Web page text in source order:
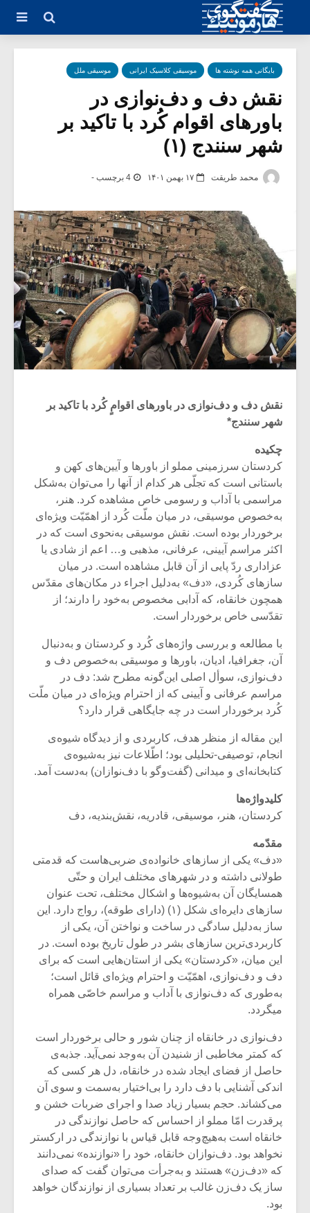
بایگانی همه نوشته ها موسیقی کلاسیک ایرانی موسیقی ملل
نقش دف و دف‌نوازی در
باورهای اقوام کُرد با تاکید بر
شهر سنندج (۱)
محمد طریقت ۱۷ بهمن ۱۴۰۱ 4 برچسب -
نقش دف و دف‌نوازی در باورهای اقوامٍ کُرد با تاکید بر
شهر سنندج*
چکیده
کردستان سرزمینی مملو از باورها و آیین‌های کهن و
باستانی است که تجلّی هر کدام از آنها را می‌توان به‌شکل
مراسمی با آداب و رسومی خاص مشاهده کرد. هنر،
به‌خصوص موسیقی، در میان ملّت کُرد از اهمّیّت ویژه‌ای
برخوردار بوده است. نقش موسیقی به‌نحوی است که در
اکثر مراسم آیینی، عرفانی، مذهبی و… اعم از شادی یا
عزاداری ردّ پایی از آن قابل مشاهده است. در میان
سازهای کُردی، «دف» به‌دلیل اجراء در مکان‌های مقدّس
همچون خانقاه، که آدابی مخصوص به‌خود را دارند؛ از
تقدّسی خاص برخوردار است.
با مطالعه و بررسی واژه‌های کُرد و کردستان و به‌دنبال
آن، جغرافیا، ادیان، باورها و موسیقی به‌خصوص دف و
دف‌نوازی، سوأل اصلی این‌گونه مطرح شد: دف در
مراسم عرفانی و آیینی که از احترام ویژه‌ای در میان ملّت
کُرد برخوردار است در چه جایگاهی قرار دارد؟
این مقاله از منظر هدف، کاربردی و از دیدگاه شیوه‌ی
انجام، توصیفی-تحلیلی بود؛ اطّلاعات نیز به‌شیوه‌ی
کتابخانه‌ای و میدانی (گفت‌وگو با دف‌نوازان) به‌دست آمد.
کلیدواژه‌ها
کردستان، هنر، موسیقی، قادریه، نقش‌بندیه، دف
مقدّمه
«دف» یکی از سازهای خانواده‌ی ضربی‌هاست که قدمتی
طولانی داشته و در شهرهای مختلف ایران و حتّی
همسایگان آن به‌شیوه‌ها و اشکال مختلف، تحت عنوان
سازهای دایره‌ای شکل (۱) (دارای طوقه)، رواج دارد. این
ساز به‌دلیل سادگی در ساخت و نواختن آن، یکی از
کاربردی‌ترین سازهای بشر در طول تاریخ بوده است. در
این میان، «کردستان» یکی از استان‌هایی است که برای
دف و دف‌نوازی، اهمّیّت و احترام ویژه‌ای قائل است؛
به‌طوری‌ که دف‌نوازی با آداب و مراسم خاصّی همراه
میگردد.
دف‌نوازی در خانقاه از چنان شور و حالی برخوردار است
که کمتر مخاطبی از شنیدن آن به‌وجد نمی‌آید. جذبه‌ی
حاصل از فضای ایجاد شده در خانقاه، دل هر کسی که
اندکی آشنایی با دف دارد را بی‌اختیار به‌سمت و سوی آن
می‌کشاند. حجم بسیار زیاد صدا و اجرای ضربات خشن و
پرقدرت امّا مملو از احساس که حاصل نوازندگی در
خانقاه است به‌هیچ‌وجه قابل قیاس با نوازندگی در ارکستر
نخواهد بود. دف‌نوازان خانقاه، خود را «نوازنده» نمی‌دانند
که «دف‌زن» هستند و به‌جرأت می‌توان گفت که صدای
ساز یک دف‌زن غالب بر تعداد بسیاری از نوازندگان خواهد
بود.
یادداشتی بر موسیقی
متن فیلم «متری
شیش و نیم»
اگر نمی توانی
مشهورترین باشی،
بدنام ترین باش
موسیقی
برگزار